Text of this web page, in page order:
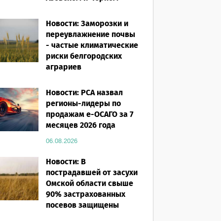
06.08.2026
Новости: Заморозки и
переувлажнение почвы
- частые климатические
риски белгородских
аграриев
Новости: РСА назвал
регионы-лидеры по
продажам е-ОСАГО за 7
месяцев 2026 года
06.08.2026
Новости: В
пострадавшей от засухи
Омской области свыше
90% застрахованных
посевов защищены